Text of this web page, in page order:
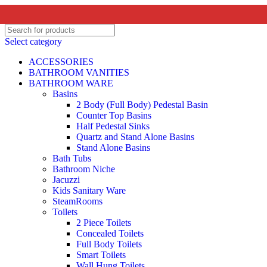
Select category
ACCESSORIES
BATHROOM VANITIES
BATHROOM WARE
Basins
2 Body (Full Body) Pedestal Basin
Counter Top Basins
Half Pedestal Sinks
Quartz and Stand Alone Basins
Stand Alone Basins
Bath Tubs
Bathroom Niche
Jacuzzi
Kids Sanitary Ware
SteamRooms
Toilets
2 Piece Toilets
Concealed Toilets
Full Body Toilets
Smart Toilets